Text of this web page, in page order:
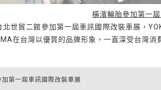
橫濱輪胎參加第一
世貿二館參加第一屆車訊國際改裝車展，
在台灣以優質的品牌形象，一直深受台灣
加第一屆車訊國際改裝車展